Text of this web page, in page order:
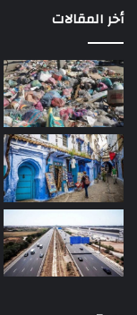
أخر المقالات